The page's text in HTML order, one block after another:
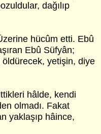
dağılıp
hücûm etti. Ebû
Ebû Süfyân;
öldürecek, yetişin, diye
hâlde, kendi
olmadı. Fakat
yaklaşıp hâince,